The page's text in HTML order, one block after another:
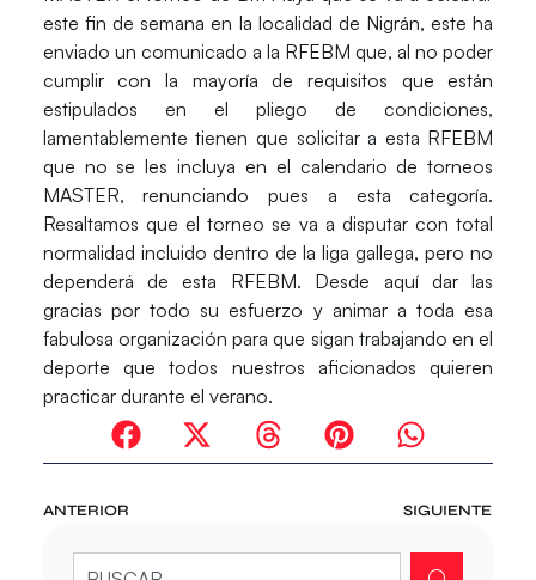
este fin de semana en la localidad de Nigrán, este ha
enviado un comunicado a la RFEBM que, al no poder
cumplir con la mayoría de requisitos que están
estipulados en el pliego de condiciones,
lamentablemente tienen que solicitar a esta RFEBM
que no se les incluya en el calendario de torneos
MASTER, renunciando pues a esta categoría.
Resaltamos que el torneo se va a disputar con total
normalidad incluido dentro de la liga gallega, pero no
dependerá de esta RFEBM. Desde aquí dar las
gracias por todo su esfuerzo y animar a toda esa
fabulosa organización para que sigan trabajando en el
deporte que todos nuestros aficionados quieren
practicar durante el verano.
ANTERIOR SIGUIENTE